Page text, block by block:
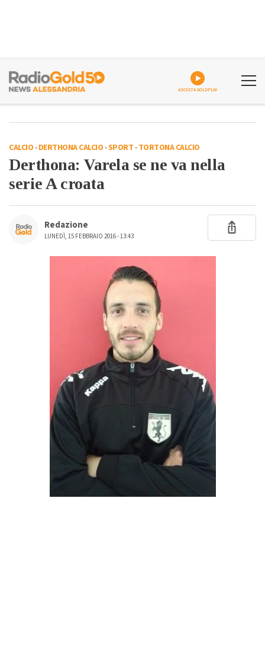
ASCOLTA GOLDPLAY
CALCIO-DERTHONA CALCIO-SPORT-TORTONA CALCIO
Derthona: Varela se ne va nella
serie A croata
Redazione
LUNEDÌ, 15 FEBBRAIO 2016 - 13:43